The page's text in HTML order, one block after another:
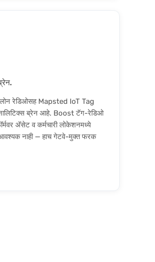
रेडिओसह Mapsted IoT Tag
ब्रेन आहे. Boost टॅग-रेडिओ
अ‍ॅसेट व कर्मचारी लोकेशनमध्ये
नाही — हाच गेटवे-मुक्त फरक